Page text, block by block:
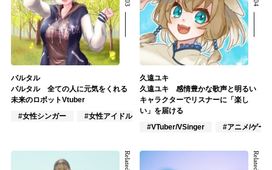
パルタル
パルタル 全ての人に元気をくれる
未来のロボットVtuber
#女性シンガー
#女性アイドル #VTuber/VSinger
久遠ユキ
久遠ユキ 感情豊かな歌声と明るい
キャラクターでリスナーに「楽し
い」を届ける
#VTuber/VSinger
#アニメ/ゲーム